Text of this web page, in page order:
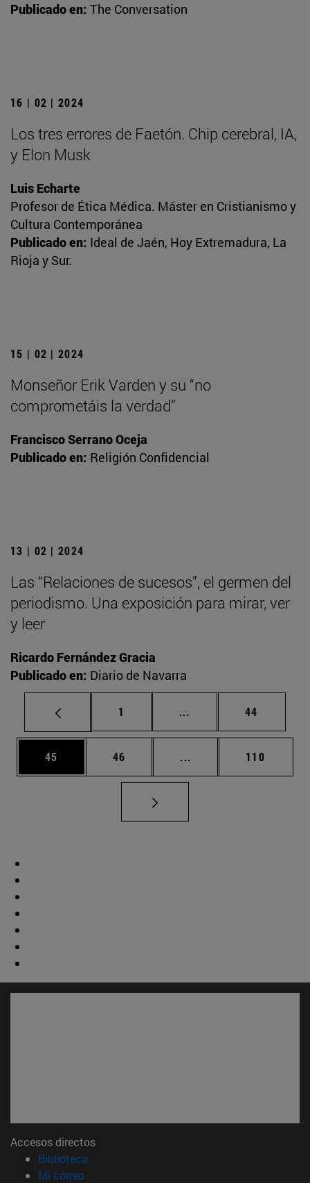
Publicado en: The Conversation
16 | 02 | 2024
Los tres errores de Faetón. Chip cerebral, IA,
y Elon Musk
Luis Echarte
Profesor de Ética Médica. Máster en Cristianismo y
Cultura Contemporánea
Publicado en: Ideal de Jaén, Hoy Extremadura, La
Rioja y Sur.
15 | 02 | 2024
Monseñor Erik Varden y su “no
comprometáis la verdad”
Francisco Serrano Oceja
Publicado en: Religión Confidencial
13 | 02 | 2024
Las “Relaciones de sucesos”, el germen del
periodismo. Una exposición para mirar, ver
y leer
Ricardo Fernández Gracia
Publicado en: Diario de Navarra
Página
1 ... Páginas intermedias
Página
44
Página
45 Página
46 ... Páginas intermedias
Página
110
Accesos directos
Biblioteca
Mi correo(abre en nueva ventana)